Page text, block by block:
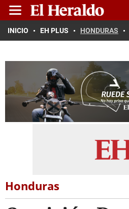
INICIO EH PLUS HONDURAS
Honduras